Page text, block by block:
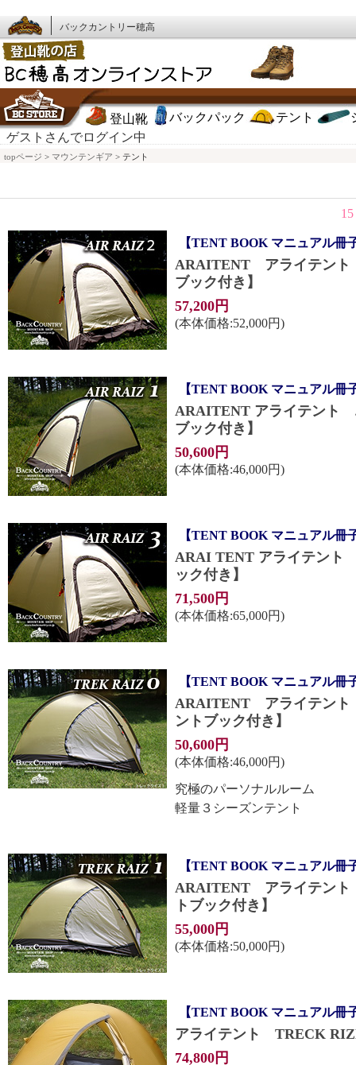
バックカントリー穂高
登山靴 バックパック テント
ゲストさんでログイン中
topページ > マウンテンギア > テント
【TENT BOOK マニュアル冊
ARAITENT アライテン
ブック付き】
57,200円
(本体価格:52,000円)
【TENT BOOK マニュアル冊
ARAITENT アライテン
ブック付き】
50,600円
(本体価格:46,000円)
【TENT BOOK マニュアル冊
ARAI TENT アライテン
ック付き】
71,500円
(本体価格:65,000円)
【TENT BOOK マニュアル冊
ARAITENT アライテン
ントブック付き】
50,600円
(本体価格:46,000円)
究極のパーソナルルーム
軽量３シーズンテント
【TENT BOOK マニュアル冊
ARAITENT アライテン
トブック付き】
55,000円
(本体価格:50,000円)
【TENT BOOK マニュアル冊
アライテント TRECK
74,800円